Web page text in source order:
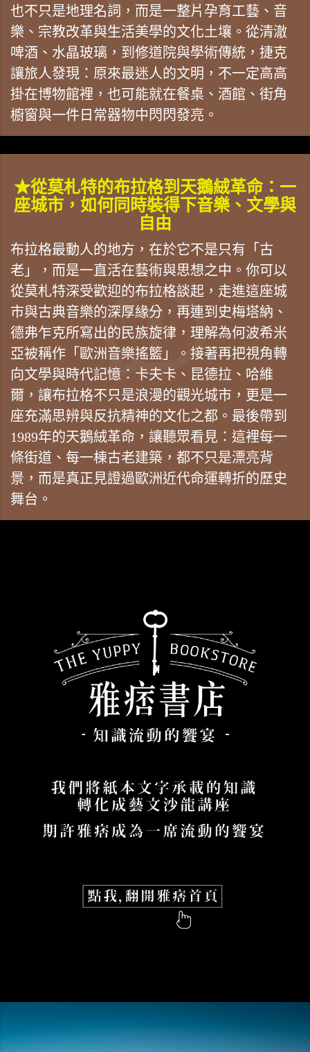
也不只是地理名詞，而是一整片孕育工藝、音
樂、宗教改革與生活美學的文化土壤。從清澈
啤酒、水晶玻璃，到修道院與學術傳統，捷克
讓旅人發現：原來最迷人的文明，不一定高高
掛在博物館裡，也可能就在餐桌、酒館、街角
櫥窗與一件日常器物中閃閃發亮。
★從莫札特的布拉格到天鵝絨革命：一
座城市，如何同時裝得下音樂、文學與
自由
布拉格最動人的地方，在於它不是只有「古
老」，而是一直活在藝術與思想之中。你可以
從莫札特深受歡迎的布拉格談起，走進這座城
市與古典音樂的深厚緣分，再連到史梅塔納、
德弗乍克所寫出的民族旋律，理解為何波希米
亞被稱作「歐洲音樂搖籃」。接著再把視角轉
向文學與時代記憶：卡夫卡、昆德拉、哈維
爾，讓布拉格不只是浪漫的觀光城市，更是一
座充滿思辨與反抗精神的文化之都。最後帶到
1989年的天鵝絨革命，讓聽眾看見：這裡每一
條街道、每一棟古老建築，都不只是漂亮背
景，而是真正見證過歐洲近代命運轉折的歷史
舞台。